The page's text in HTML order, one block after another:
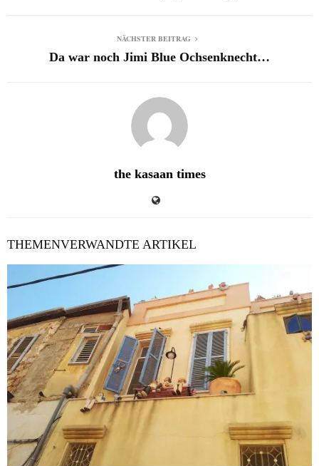
NÄCHSTER BEITRAG
Da war noch Jimi Blue Ochsenknecht…
the kasaan times
THEMENVERWANDTE ARTIKEL